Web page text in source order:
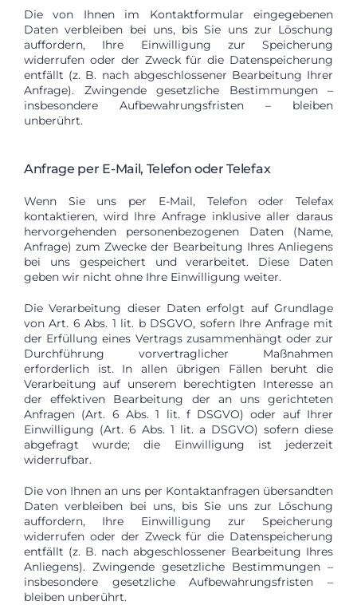
Die von Ihnen im Kontaktformular eingegebenen
Daten verbleiben bei uns, bis Sie uns zur Löschung
auffordern, Ihre Einwilligung zur Speicherung
widerrufen oder der Zweck für die Datenspeicherung
entfällt (z. B. nach abgeschlossener Bearbeitung Ihrer
Anfrage). Zwingende gesetzliche Bestimmungen –
insbesondere Aufbewahrungsfristen – bleiben
unberührt.
Anfrage per E-Mail, Telefon oder Telefax
Wenn Sie uns per E-Mail, Telefon oder Telefax
kontaktieren, wird Ihre Anfrage inklusive aller daraus
hervorgehenden personenbezogenen Daten (Name,
Anfrage) zum Zwecke der Bearbeitung Ihres Anliegens
bei uns gespeichert und verarbeitet. Diese Daten
geben wir nicht ohne Ihre Einwilligung weiter.
Die Verarbeitung dieser Daten erfolgt auf Grundlage
von Art. 6 Abs. 1 lit. b DSGVO, sofern Ihre Anfrage mit
der Erfüllung eines Vertrags zusammenhängt oder zur
Durchführung vorvertraglicher Maßnahmen
erforderlich ist. In allen übrigen Fällen beruht die
Verarbeitung auf unserem berechtigten Interesse an
der effektiven Bearbeitung der an uns gerichteten
Anfragen (Art. 6 Abs. 1 lit. f DSGVO) oder auf Ihrer
Einwilligung (Art. 6 Abs. 1 lit. a DSGVO) sofern diese
abgefragt wurde; die Einwilligung ist jederzeit
widerrufbar.
Die von Ihnen an uns per Kontaktanfragen übersandten
Daten verbleiben bei uns, bis Sie uns zur Löschung
auffordern, Ihre Einwilligung zur Speicherung
widerrufen oder der Zweck für die Datenspeicherung
entfällt (z. B. nach abgeschlossener Bearbeitung Ihres
Anliegens). Zwingende gesetzliche Bestimmungen –
insbesondere gesetzliche Aufbewahrungsfristen –
bleiben unberührt.